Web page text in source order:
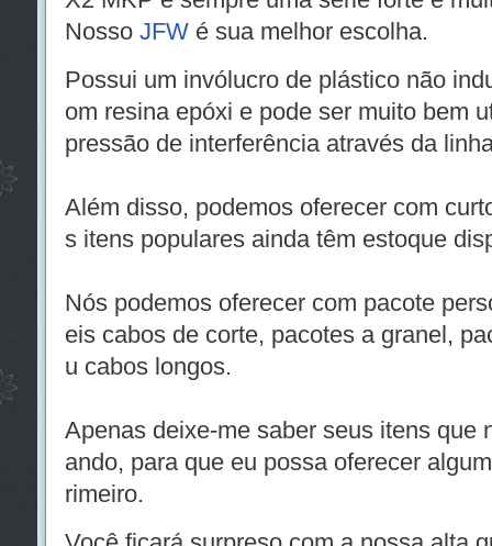
Nosso JFWé sua melhor escolha.
Possui um invólucro de plástico não
om resina epóxi e pode ser muito bem
pressão de interferência através da
Além disso, podemos oferecer com
s itens populares ainda têm estoque
Nós podemos oferecer com pacote
eis cabos de corte, pacotes a granel,
u cabos longos.
Apenas deixe-me saber seus itens que
ando, para que eu possa oferecer
rimeiro.